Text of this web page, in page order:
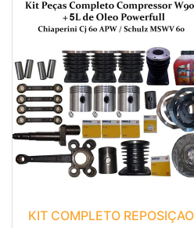
KIT COMPLETO